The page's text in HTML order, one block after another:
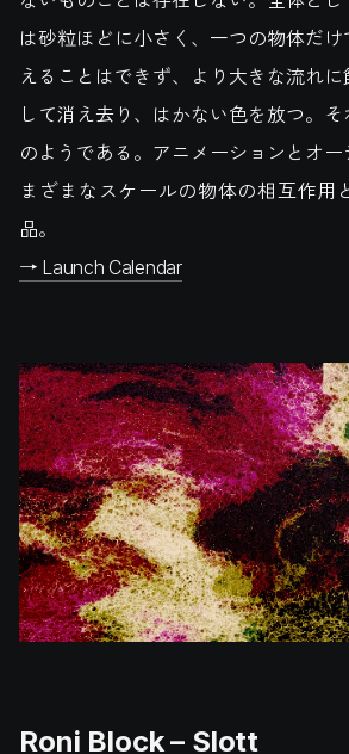
は砂粒ほどに小さく、一つの物体だ
えることはできず、より大きな流れ
して消え去り、はかない色を放つ。
のようである。アニメーションとオ
まざまなスケールの物体の相互作用
品。
→ Launch Calendar
Roni Block – Slott